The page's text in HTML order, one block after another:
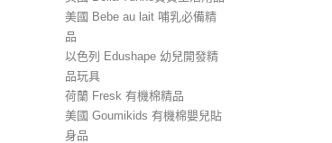
美國 Bebe au lait 哺乳必備精
品
以色列 Edushape 幼兒開發精
品玩具
荷蘭 Fresk 有機棉精品
美國 Goumikids 有機棉嬰兒貼
身品